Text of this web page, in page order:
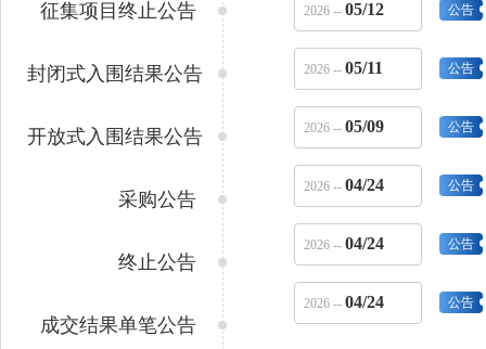
征集项目终止公告
封闭式入围结果公告
开放式入围结果公告
采购公告
终止公告
成交结果单笔公告
2026 -- 05/12 公告
2026 -- 05/11 公告
2026 -- 05/09 公告
2026 -- 04/24 公告
2026 -- 04/24 公告
2026 -- 04/24 公告